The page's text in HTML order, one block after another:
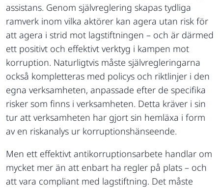
assistans. Genom självreglering skapas tydliga
ramverk inom vilka aktörer kan agera utan risk för
att agera i strid mot lagstiftningen – och är därmed
ett positivt och effektivt verktyg i kampen mot
korruption. Naturligtvis måste självregleringarna
också kompletteras med policys och riktlinjer i den
egna verksamheten, anpassade efter de specifika
risker som finns i verksamheten. Detta kräver i sin
tur att verksamheten har gjort sin hemläxa i form
av en riskanalys ur korruptionshänseende.
Men ett effektivt antikorruptionsarbete handlar om
mycket mer än att enbart ha regler på plats – och
att vara compliant med lagstiftning. Det måste